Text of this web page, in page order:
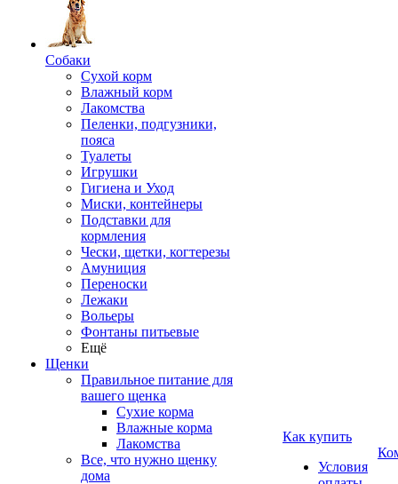
Собаки
Сухой корм
Влажный корм
Лакомства
Пеленки, подгузники,
пояса
Туалеты
Игрушки
Гигиена и Уход
Миски, контейнеры
Подставки для
кормления
Чески, щетки, когтерезы
Амуниция
Переноски
Лежаки
Вольеры
Фонтаны питьевые
Ещё
Щенки
Правильное питание для
вашего щенка
Сухие корма
Влажные корма
Лакомства
Все, что нужно щенку
дома
Как купить
Условия